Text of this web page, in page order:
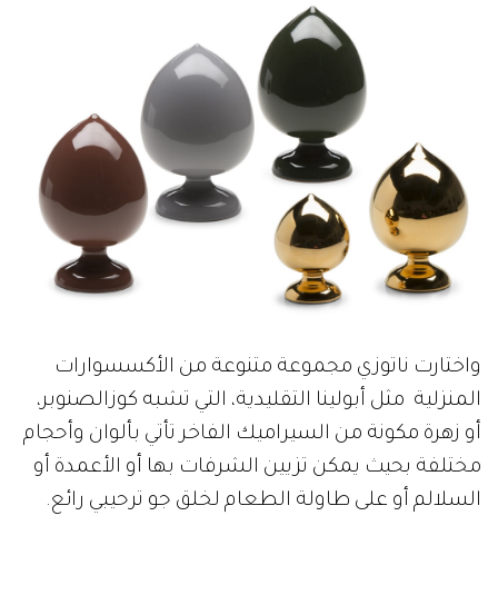
واختارت ناتوزي مجموعة متنوعة من الأكسسوارات
المنزلية مثل أبولينا التقليدية، التي تشبه كوزالصنوبر،
أو زهرة مكونة من السيراميك الفاخر تأتي بألوان وأحجام
مختلفة بحيث يمكن تزيين الشرفات بها أو الأعمدة أو
السلالم أو على طاولة الطعام لخلق جو ترحيبي رائع.